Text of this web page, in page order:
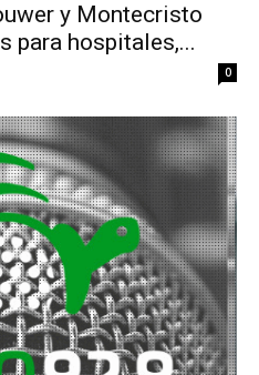
y Montecristo
para hospitales,...
0